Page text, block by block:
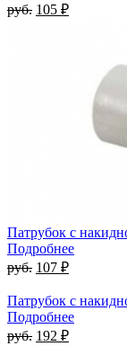
руб. 105 ₽
Патрубок с
Подробнее
руб. 107 ₽
Патрубок с
Подробнее
руб. 192 ₽